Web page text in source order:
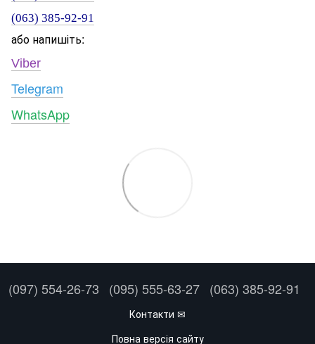
(063) 385-92-91
або напишіть:
Viber
Telegram
WhatsApp
(097) 554-26-73 (095) 555-63-27 (063) 385-92-91
Контакти ✉
Повна версія сайту